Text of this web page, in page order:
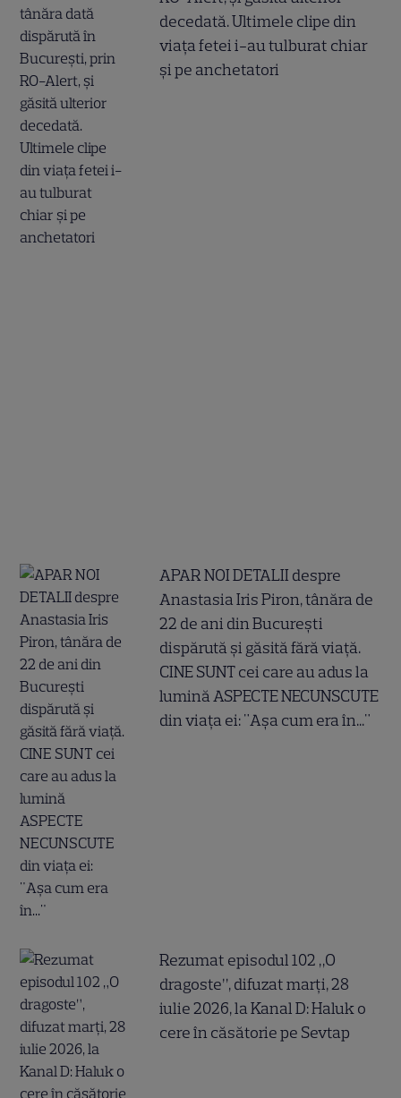
decedată. Ultimele clipe din
viața fetei i-au tulburat chiar
și pe anchetatori
APAR NOI DETALII despre
Anastasia Iris Piron, tânăra de
22 de ani din București
dispărută și găsită fără viață.
CINE SUNT cei care au adus la
lumină ASPECTE NECUNSCUTE
din viața ei: "Așa cum era în..."
Rezumat episodul 102 „O
dragoste”, difuzat marți, 28
iulie 2026, la Kanal D: Haluk o
cere în căsătorie pe Sevtap